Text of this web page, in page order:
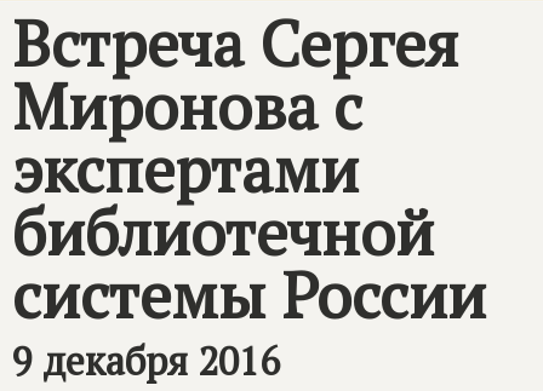
Встреча Сергея
Миронова с
экспертами
библиотечной
системы России
9 декабря 2016